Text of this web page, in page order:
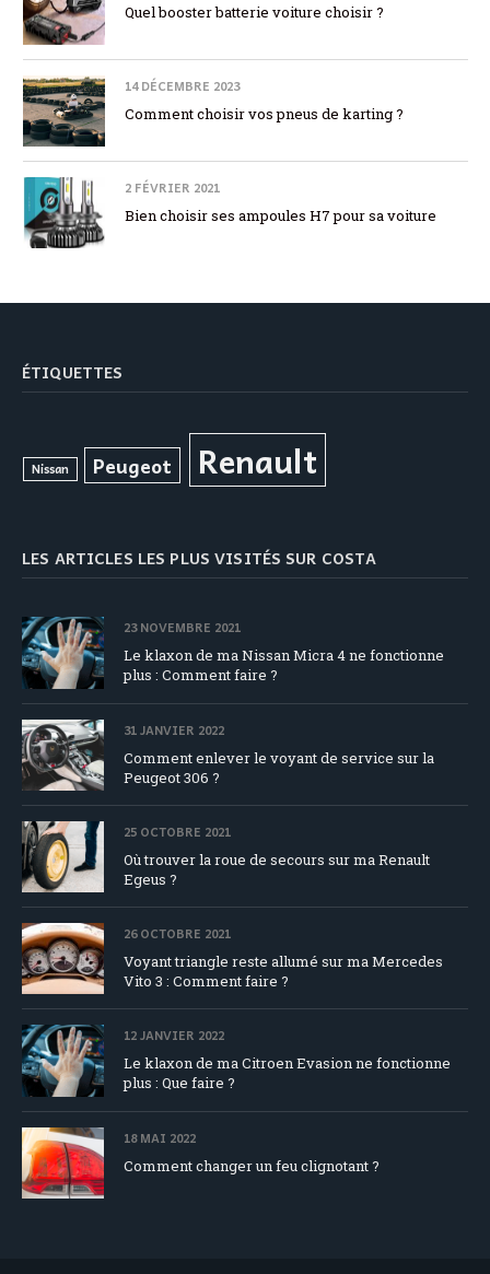
Quel booster batterie voiture choisir ?
14 DÉCEMBRE 2023
Comment choisir vos pneus de karting ?
2 FÉVRIER 2021
Bien choisir ses ampoules H7 pour sa voiture
ÉTIQUETTES
Nissan Peugeot Renault
LES ARTICLES LES PLUS VISITÉS SUR COSTA
23 NOVEMBRE 2021
Le klaxon de ma Nissan Micra 4 ne fonctionne
plus : Comment faire ?
31 JANVIER 2022
Comment enlever le voyant de service sur la
Peugeot 306 ?
25 OCTOBRE 2021
Où trouver la roue de secours sur ma Renault
Egeus ?
26 OCTOBRE 2021
Voyant triangle reste allumé sur ma Mercedes
Vito 3 : Comment faire ?
12 JANVIER 2022
Le klaxon de ma Citroen Evasion ne fonctionne
plus : Que faire ?
18 MAI 2022
Comment changer un feu clignotant ?